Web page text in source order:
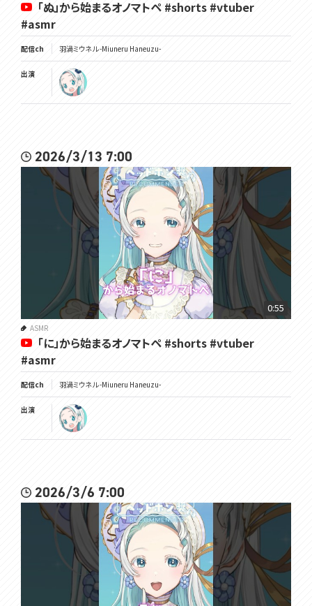
「ぬ」から始まるオノマトペ #shorts #vtuber
#asmr
配信ch 羽渦ミウネル -Miuneru Haneuzu-
出演
2026/3/13 7:00
0:55
ASMR
「に」から始まるオノマトペ #shorts #vtuber
#asmr
配信ch 羽渦ミウネル -Miuneru Haneuzu-
出演
2026/3/6 7:00